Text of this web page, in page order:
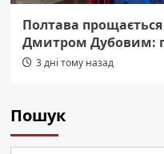
Полтава
Дмитром Дубовим:
3 дні тому назад
Пошук